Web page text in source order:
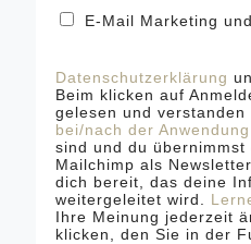
E-Mail Marketing
Datenschutzerklärung
Beim klicken auf
gelesen und
bei/nach der Anwendung
sind und du
Mailchimp als
dich bereit, das deine
weitergeleitet wird.
Ihre Meinung jederzeit
klicken, den Sie in der